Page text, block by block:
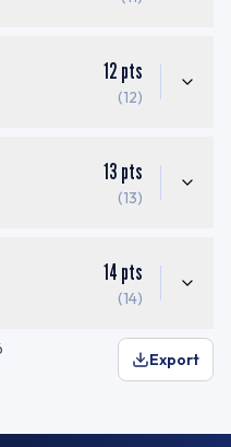
12 pts
(12)
13 pts
(13)
14 pts
(14)
Export